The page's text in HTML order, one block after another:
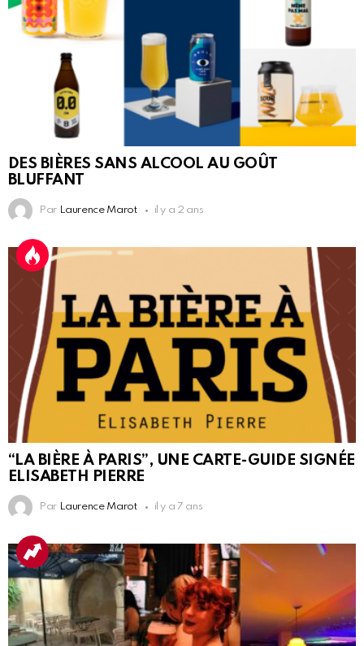
DES BIÈRES SANS ALCOOL AU GOÛT
BLUFFANT
Par Laurence Marot il y a 2 ans
“LA BIÈRE À PARIS”, UNE CARTE-GUIDE SIGNÉE
ELISABETH PIERRE
Par Laurence Marot il y a 7 ans